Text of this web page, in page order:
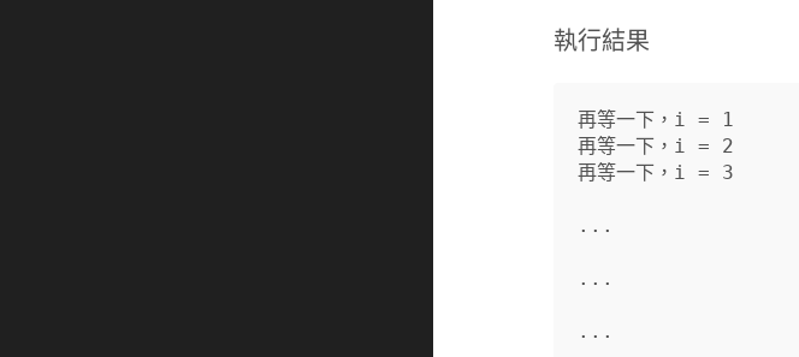
執行結果
再等一下，i = 1
再等一下，i = 2
再等一下，i = 3
...
...
...